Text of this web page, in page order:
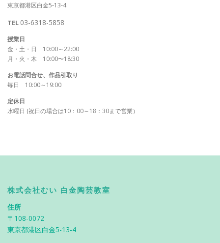
東京都港区白金5-13-4
TEL 03-6318-5858
授業日
金・土・日 10:00～22:00
月・火・木 10:00〜18:30
お電話問合せ、作品引取り
毎日 10:00～19:00
定休日
水曜日 (祝日の場合は10：00～18：30まで営業）
株式会社むい 白金陶芸教室
住所
〒108-0072
東京都港区白金5-13-4